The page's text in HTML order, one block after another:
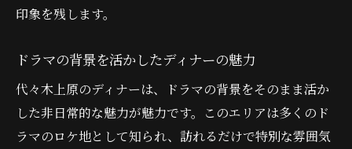
印象を残します。
ドラマの背景を活かしたディナーの魅力
代々木上原のディナーは、ドラマの背景をそのまま活か
した非日常的な魅力が魅力です。このエリアは多くのド
ラマのロケ地として知られ、訪れるだけで特別な雰囲気